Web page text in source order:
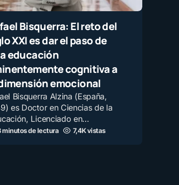
Bisquerra: El reto del
XXI es dar el paso de
educación
cognitiva a
emocional
Bisquerra Alzina (España,
es Doctor en Ciencias de la
Licenciado en…
minutos de lectura 7,4K vistas